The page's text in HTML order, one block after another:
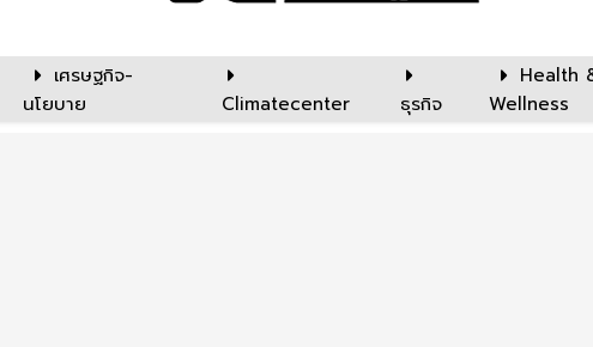
เศรษฐกิจ-
นโยบาย
Climatecenter ธุรกิจ
Health
Wellness